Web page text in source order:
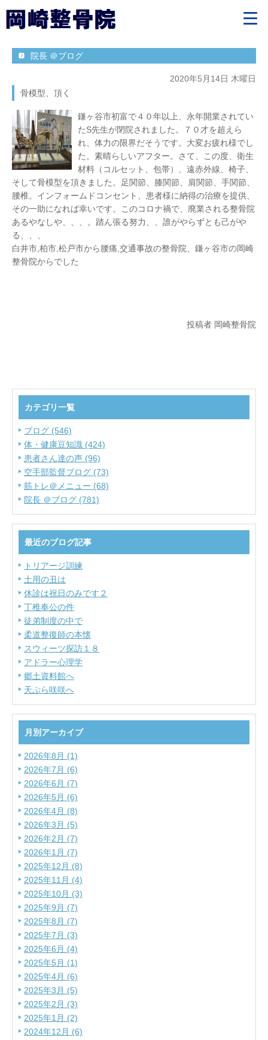
院長 ＠ブログ
2020年5月14日 木曜日
骨模型、頂く
鎌ヶ谷市初富で４０年以上、永年開業されてい
たS先生が閉院されました。７０才を超えら
れ、体力の限界だそうです。大変お疲れ様でし
た。素晴らしいアフター。さて、この度、衛生
材料（コルセット、包帯）、遠赤外線、椅子、
そして骨模型を頂きました。足関節、膝関節、肩関節、手関節、
腰椎。インフォームドコンセント、患者様に納得の治療を提供、
その一助になれば幸いです。このコロナ禍で、廃業される整骨院
あるやなしや、、、。踏ん張る努力、、誰がやらずとも己がや
る、、、
白井市,柏市,松戸市から腰痛,交通事故の整骨院、鎌ヶ谷市の岡崎
整骨院からでした
投稿者 岡崎整骨院
カテゴリ一覧
ブログ (546)
体・健康豆知識 (424)
患者さん達の声 (96)
空手部監督ブログ (73)
筋トレ＠メニュー (68)
院長 ＠ブログ (781)
最近のブログ記事
トリアージ訓練
土用の丑は
休診は祝日のみです２
丁稚奉公の件
徒弟制度の中で
柔道整復師の本懐
スウィーツ探訪１８
アドラー心理学
郷土資料館へ
天ぷら咲咲へ
月別アーカイブ
2026年8月 (1)
2026年7月 (6)
2026年6月 (7)
2026年5月 (6)
2026年4月 (8)
2026年3月 (5)
2026年2月 (7)
2026年1月 (7)
2025年12月 (8)
2025年11月 (4)
2025年10月 (3)
2025年9月 (7)
2025年8月 (7)
2025年7月 (3)
2025年6月 (4)
2025年5月 (1)
2025年4月 (6)
2025年3月 (5)
2025年2月 (3)
2025年1月 (2)
2024年12月 (6)